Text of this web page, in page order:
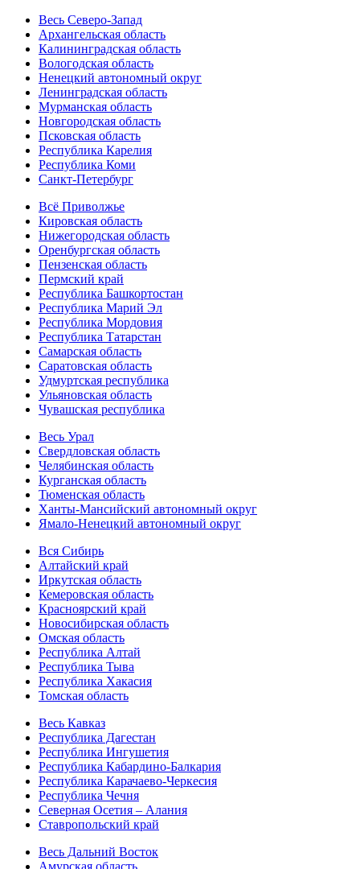
Весь Северо-Запад
Архангельская область
Калининградская область
Вологодская область
Ненецкий автономный округ
Ленинградская область
Мурманская область
Новгородская область
Псковская область
Республика Карелия
Республика Коми
Санкт-Петербург
Всё Приволжье
Кировская область
Нижегородская область
Оренбургская область
Пензенская область
Пермский край
Республика Башкортостан
Республика Марий Эл
Республика Мордовия
Республика Татарстан
Самарская область
Саратовская область
Удмуртская республика
Ульяновская область
Чувашская республика
Весь Урал
Свердловская область
Челябинская область
Курганская область
Тюменская область
Ханты-Мансийский автономный округ
Ямало-Ненецкий автономный округ
Вся Сибирь
Алтайский край
Иркутская область
Кемеровская область
Красноярский край
Новосибирская область
Омская область
Республика Алтай
Республика Тыва
Республика Хакасия
Томская область
Весь Кавказ
Республика Дагестан
Республика Ингушетия
Республика Кабардино-Балкария
Республика Карачаево-Черкесия
Республика Чечня
Северная Осетия – Алания
Ставропольский край
Весь Дальний Восток
Амурская область